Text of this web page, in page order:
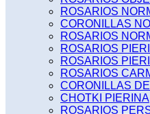
ROSARIOS
CORONILLAS
ROSARIOS
ROSARIOS
ROSARIOS
ROSARIOS
CORONILLAS
CHOTKI PIERINA
ROSARIOS